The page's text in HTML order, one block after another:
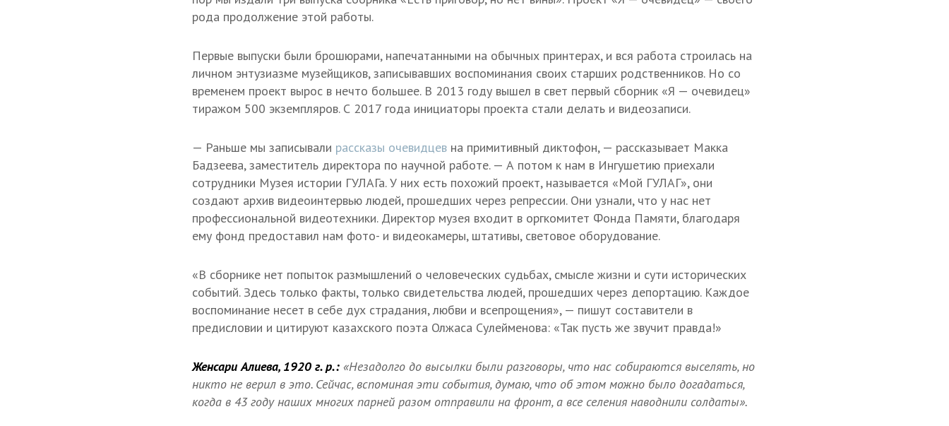
рода продолжение этой работы.
Первые выпуски были брошюрами, напечатанными на обычных принтерах, и вся работа строилась на
личном энтузиазме музейщиков, записывавших воспоминания своих старших родственников. Но со
временем проект вырос в нечто большее. В 2013 году вышел в свет первый сборник «Я — очевидец»
тиражом 500 экземпляров. С 2017 года инициаторы проекта стали делать и видеозаписи.
— Раньше мы записывали рассказы очевидцев на примитивный диктофон, — рассказывает Макка
Бадзеева, заместитель директора по научной работе. — А потом к нам в Ингушетию приехали
сотрудники Музея истории ГУЛАГа. У них есть похожий проект, называется «Мой ГУЛАГ», они
создают архив видеоинтервью людей, прошедших через репрессии. Они узнали, что у нас нет
профессиональной видеотехники. Директор музея входит в оргкомитет Фонда Памяти, благодаря
ему фонд предоставил нам фото- и видеокамеры, штативы, световое оборудование.
«В сборнике нет попыток размышлений о человеческих судьбах, смысле жизни и сути исторических
событий. Здесь только факты, только свидетельства людей, прошедших через депортацию. Каждое
воспоминание несет в себе дух страдания, любви и всепрощения», — пишут составители в
предисловии и цитируют казахского поэта Олжаса Сулейменова: «Так пусть же звучит правда!»
Женсари Алиева, 1920 г. р.: «Незадолго до высылки были разговоры, что нас собираются выселять, но
никто не верил в это. Сейчас, вспоминая эти события, думаю, что об этом можно было догадаться,
когда в 43 году наших многих парней разом отправили на фронт, а все селения наводнили солдаты».